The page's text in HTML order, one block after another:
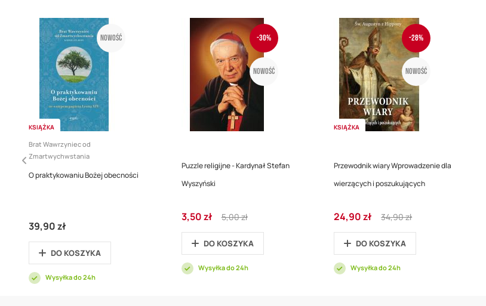
Nowość
KSIĄŻKA
Brat Wawrzyniec od
Zmartwychwstania
O praktykowaniu Bożej obecności
39,90 zł
DO KOSZYKA
Wysyłka do 24h
-30%
Nowość
Puzzle religijne - Kardynał Stefan
Wyszyński
Cena
promocyjna
3,50 zł
Regular
Price
5,00 zł
DO KOSZYKA
Wysyłka do 24h
-28%
Nowość
KSIĄŻKA
Przewodnik wiary Wprowadzenie dla
wierzących i poszukujących
Cena
promocyjna
24,90 zł
Regular
Price
34,90 zł
DO KOSZYKA
Wysyłka do 24h